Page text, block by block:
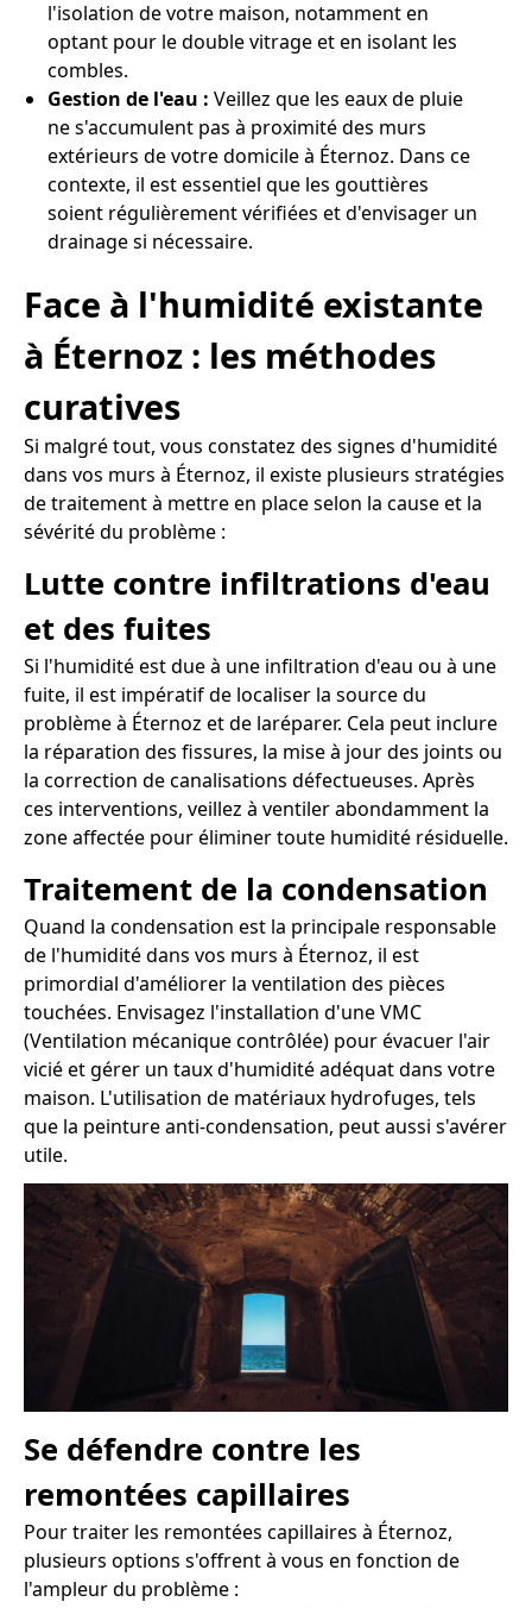
l'isolation de votre maison, notamment en
optant pour le double vitrage et en isolant les
combles.
Gestion de l'eau : Veillez que les eaux de pluie
ne s'accumulent pas à proximité des murs
extérieurs de votre domicile à Éternoz. Dans ce
contexte, il est essentiel que les gouttières
soient régulièrement vérifiées et d'envisager un
drainage si nécessaire.
Face à l'humidité existante
à Éternoz : les méthodes
curatives
Si malgré tout, vous constatez des signes d'humidité
dans vos murs à Éternoz, il existe plusieurs stratégies
de traitement à mettre en place selon la cause et la
sévérité du problème :
Lutte contre infiltrations d'eau
et des fuites
Si l'humidité est due à une infiltration d'eau ou à une
fuite, il est impératif de localiser la source du
problème à Éternoz et de laréparer. Cela peut inclure
la réparation des fissures, la mise à jour des joints ou
la correction de canalisations défectueuses. Après
ces interventions, veillez à ventiler abondamment la
zone affectée pour éliminer toute humidité résiduelle.
Traitement de la condensation
Quand la condensation est la principale responsable
de l'humidité dans vos murs à Éternoz, il est
primordial d'améliorer la ventilation des pièces
touchées. Envisagez l'installation d'une VMC
(Ventilation mécanique contrôlée) pour évacuer l'air
vicié et gérer un taux d'humidité adéquat dans votre
maison. L'utilisation de matériaux hydrofuges, tels
que la peinture anti-condensation, peut aussi s'avérer
utile.
Se défendre contre les
remontées capillaires
Pour traiter les remontées capillaires à Éternoz,
plusieurs options s'offrent à vous en fonction de
l'ampleur du problème :